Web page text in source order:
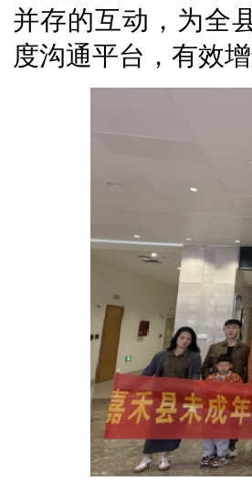
并存的互动，为全
度沟通平台，有效